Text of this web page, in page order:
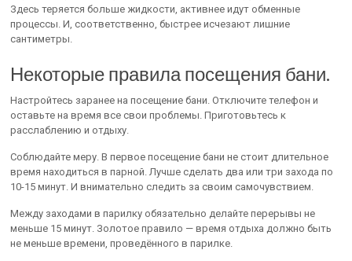
Здесь теряется больше жидкости, активнее идут обменные
процессы. И, соответственно, быстрее исчезают лишние
сантиметры.
Некоторые правила посещения бани.
Настройтесь заранее на посещение бани. Отключите телефон и
оставьте на время все свои проблемы. Приготовьтесь к
расслаблению и отдыху.
Соблюдайте меру. В первое посещение бани не стоит длительное
время находиться в парной. Лучше сделать два или три захода по
10-15 минут. И внимательно следить за своим самочувствием.
Между заходами в парилку обязательно делайте перерывы не
меньше 15 минут. Золотое правило — время отдыха должно быть
не меньше времени, проведённого в парилке.